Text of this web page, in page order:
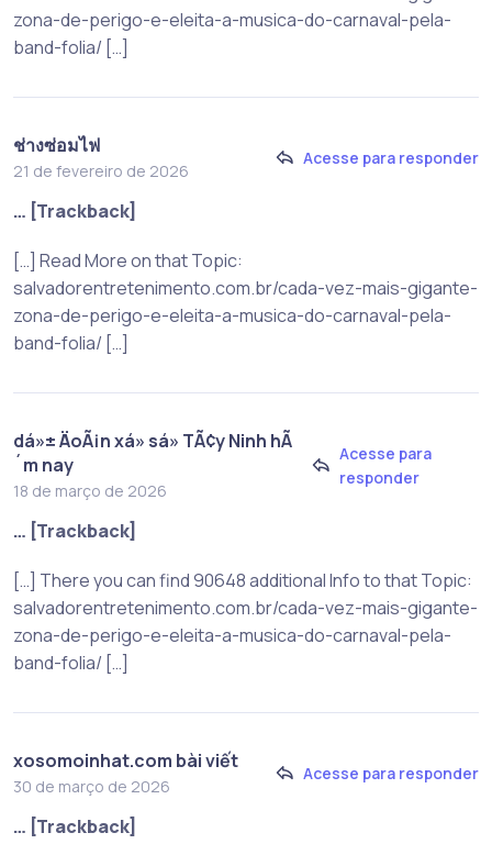
zona-de-perigo-e-eleita-a-musica-do-carnaval-pela-
band-folia/ […]
ช่างซ่อมไฟ
21 de fevereiro de 2026
Acesse para responder
… [Trackback]
[…] Read More on that Topic:
salvadorentretenimento.com.br/cada-vez-mais-gigante-
zona-de-perigo-e-eleita-a-musica-do-carnaval-pela-
band-folia/ […]
dá»± ÄoÃ¡n xá» sá» TÃ¢y Ninh hÃ
´m nay
18 de março de 2026
Acesse para
responder
… [Trackback]
[…] There you can find 90648 additional Info to that Topic:
salvadorentretenimento.com.br/cada-vez-mais-gigante-
zona-de-perigo-e-eleita-a-musica-do-carnaval-pela-
band-folia/ […]
xosomoinhat.com bài viết
30 de março de 2026
Acesse para responder
… [Trackback]